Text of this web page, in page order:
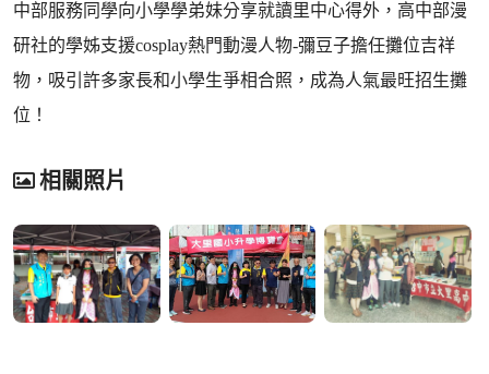
中部服務同學向小學學弟妹分享就讀里中心得外，高中部漫
研社的學姊支援cosplay熱門動漫人物-彌豆子擔任攤位吉祥
物，吸引許多家長和小學生爭相合照，成為人氣最旺招生攤
位！
相關照片